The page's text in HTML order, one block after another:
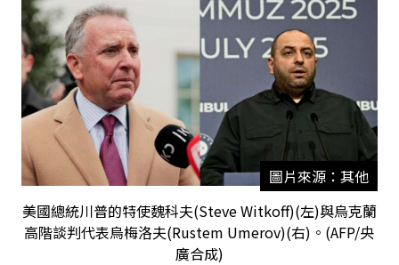
圖片來源：其他
美國總統川普的特使魏科夫(Steve Witkoff)(左)與烏克蘭
高階談判代表烏梅洛夫(Rustem Umerov)(右)。(AFP/央
廣合成)